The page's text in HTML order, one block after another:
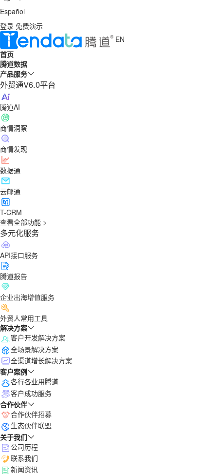
Español
登录 免费演示
EN
首页
腾道数据
产品服务
外贸通V6.0平台
腾道AI
商情洞察
商情发现
数据通
云邮通
T-CRM
查看全部功能 >
多元化服务
API接口服务
腾道报告
企业出海增值服务
外贸人常用工具
解决方案
客户开发解决方案
全场景解决方案
全渠道增长解决方案
客户案例
各行各业用腾道
客户成功服务
合作伙伴
合作伙伴招募
生态伙伴联盟
关于我们
公司历程
联系我们
新闻资讯